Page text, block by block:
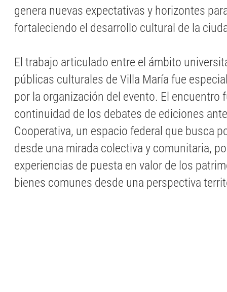
genera nuevas expectativas y horizontes
fortaleciendo el desarrollo cultural de la
El trabajo articulado entre el ámbito
públicas culturales de Villa María fue
por la organización del evento. El encuentro
continuidad de los debates de ediciones
Cooperativa, un espacio federal que busca
desde una mirada colectiva y comunitaria,
experiencias de puesta en valor de los
bienes comunes desde una perspectiva